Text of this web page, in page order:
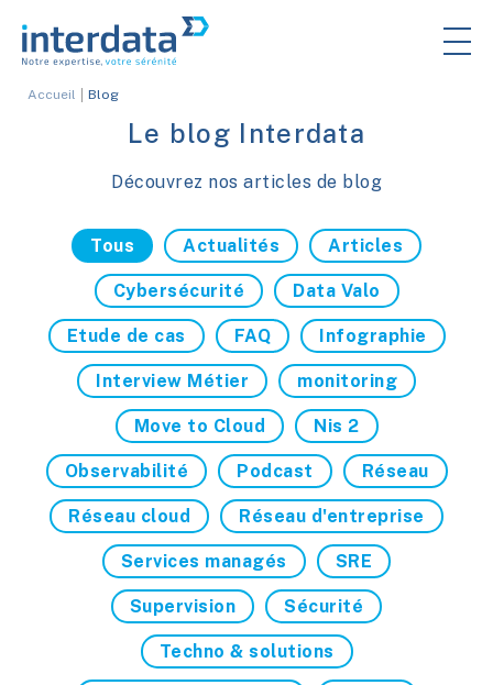
Accueil Blog
Le blog Interdata
Découvrez nos articles de blog
Tous Actualités Articles
Cybersécurité Data Valo
Etude de cas FAQ Infographie
Interview Métier monitoring
Move to Cloud Nis 2
Observabilité Podcast Réseau
Réseau cloud Réseau d'entreprise
Services managés SRE
Supervision Sécurité
Techno & solutions